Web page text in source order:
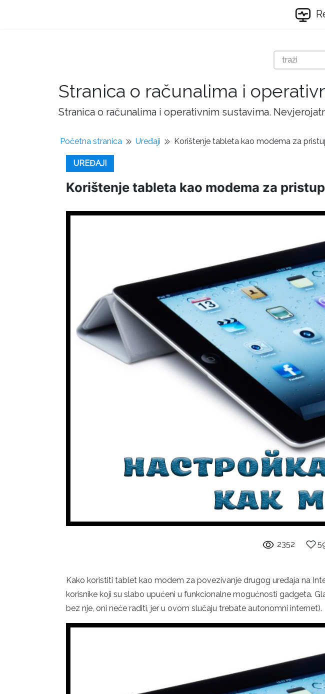
Stranica o računalima i
Stranica o računalima i operativnim sustavima.
Početna stranica Uređaji Korištenje tableta kao modema za
UREĐAJI
Korištenje tableta kao modema za
2352
Kako koristiti tablet kao modem za povezivanje drugog uređaja na
korisnike koji su slabo upućeni u funkcionalne mogućnosti gadgeta.
bez nje, oni neće raditi, jer u ovom slučaju trebate autonomni internet).